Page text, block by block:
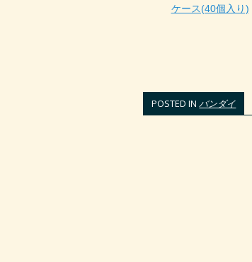
ケース(40個入り)
POSTED INバンダイ